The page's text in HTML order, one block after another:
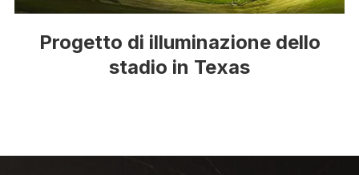
Progetto di illuminazione dello
stadio in Texas